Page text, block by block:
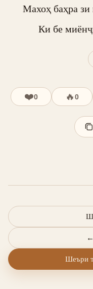
Махоҳ баҳра зи
Ки бе
❤️0 🔥0
←
Шеъри